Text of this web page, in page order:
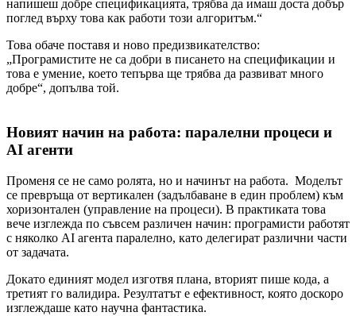
напишеш добре спецификацията, трябва да имаш доста добър
поглед върху това как работи този алгоритъм.“
Това обаче поставя и ново предизвикателство:
„Програмистите не са добри в писането на спецификации и
това е умение, което тепърва ще трябва да развиват много
добре“, допълва той.
Новият начин на работа: паралелни процеси и
AI агенти
Променя се не само ролята, но и начинът на работа. Моделът
се превръща от вертикален (задълбаване в един проблем) към
хоризонтален (управление на процеси). В практиката това
вече изглежда по съвсем различен начин: програмисти работят
с няколко AI агента паралелно, като делегират различни части
от задачата.
Докато единият модел изготвя плана, вторият пише кода, а
третият го валидира. Резултатът е ефективност, която доскоро
изглеждаше като научна фантастика.